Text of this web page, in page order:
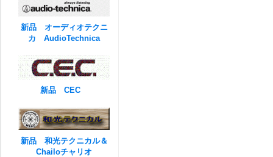
新品 オーディオテクニ
カ AudioTechnica
新品 CEC
新品 和光テクニカル＆
Chailoチャリオ